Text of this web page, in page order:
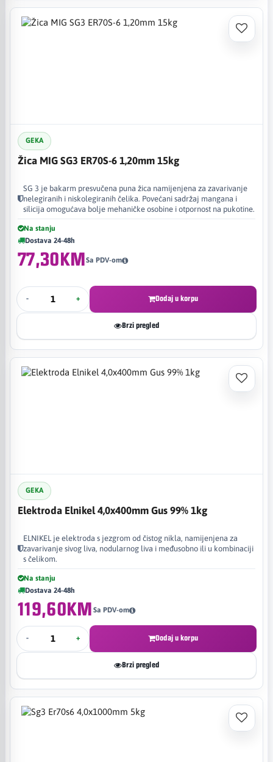
GEKA
Žica MIG SG3 ER70S-6 1,20mm 15kg
SG 3 je bakarm presvučena puna žica namijenjena za zavarivanje
nelegiranih i niskolegiranih čelika. Povećani sadržaj mangana i
silicija omogućava bolje mehaničke osobine i otpornost na pukotine.
Na stanju
Dostava 24-48h
77,30KMSa PDV-om
- + Dodaj u korpu
Brzi pregled
GEKA
Elektroda Elnikel 4,0x400mm Gus 99% 1kg
ELNIKEL je elektroda s jezgrom od čistog nikla, namijenjena za
zavarivanje sivog liva, nodularnog liva i međusobno ili u kombinaciji
s čelikom.
Na stanju
Dostava 24-48h
119,60KM Sa PDV-om
- + Dodaj u korpu
Brzi pregled